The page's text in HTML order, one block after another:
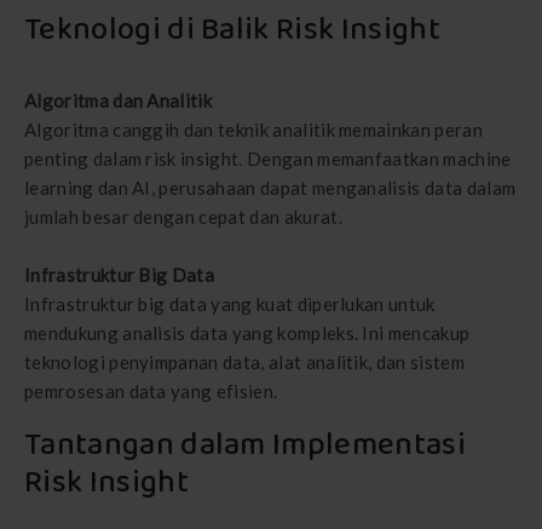
Teknologi di Balik Risk Insight
Algoritma dan Analitik
Algoritma canggih dan teknik analitik memainkan peran
penting dalam risk insight. Dengan memanfaatkan machine
learning dan AI, perusahaan dapat menganalisis data dalam
jumlah besar dengan cepat dan akurat.
Infrastruktur Big Data
Infrastruktur big data yang kuat diperlukan untuk
mendukung analisis data yang kompleks. Ini mencakup
teknologi penyimpanan data, alat analitik, dan sistem
pemrosesan data yang efisien.
Tantangan dalam Implementasi
Risk Insight